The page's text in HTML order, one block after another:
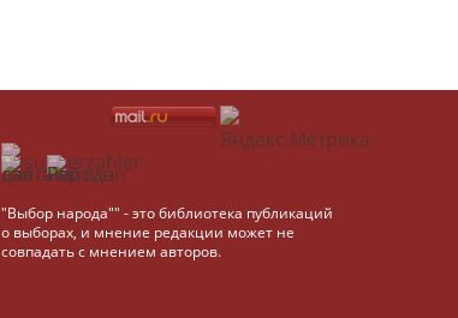
"Выбор народа"" - это библиотека публикаций
о выборах, и мнение редакции может не
совпадать с мнением авторов.